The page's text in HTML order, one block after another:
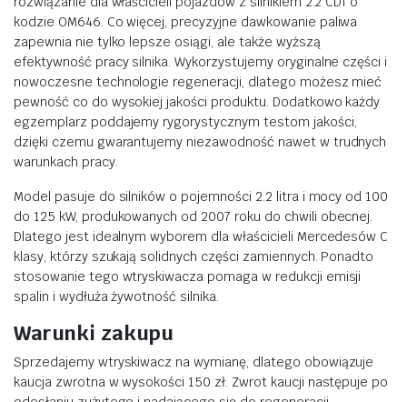
kodzie OM646. Co więcej, precyzyjne dawkowanie paliwa
zapewnia nie tylko lepsze osiągi, ale także wyższą
efektywność pracy silnika. Wykorzystujemy oryginalne części i
nowoczesne technologie regeneracji, dlatego możesz mieć
pewność co do wysokiej jakości produktu. Dodatkowo każdy
egzemplarz poddajemy rygorystycznym testom jakości,
dzięki czemu gwarantujemy niezawodność nawet w trudnych
warunkach pracy.
Model pasuje do silników o pojemności 2.2 litra i mocy od 100
do 125 kW, produkowanych od 2007 roku do chwili obecnej.
Dlatego jest idealnym wyborem dla właścicieli Mercedesów C
klasy, którzy szukają solidnych części zamiennych. Ponadto
stosowanie tego wtryskiwacza pomaga w redukcji emisji
spalin i wydłuża żywotność silnika.
Warunki zakupu
Sprzedajemy wtryskiwacz na wymianę, dlatego obowiązuje
kaucja zwrotna w wysokości 150 zł. Zwrot kaucji następuje po